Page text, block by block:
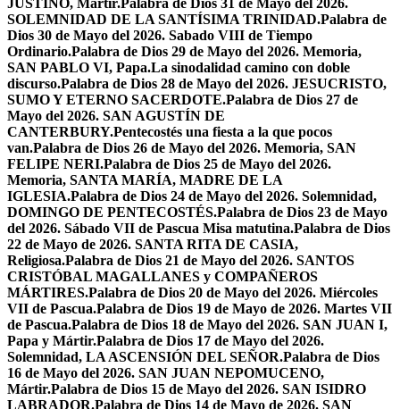
JUSTINO, Mártir.Palabra de Dios 31 de Mayo del 2026.
SOLEMNIDAD DE LA SANTÍSIMA TRINIDAD.Palabra de
Dios 30 de Mayo del 2026. Sabado VIII de Tiempo
Ordinario.Palabra de Dios 29 de Mayo del 2026. Memoria,
SAN PABLO VI, Papa.La sinodalidad camino con doble
discurso.Palabra de Dios 28 de Mayo del 2026. JESUCRISTO,
SUMO Y ETERNO SACERDOTE.Palabra de Dios 27 de
Mayo del 2026. SAN AGUSTÍN DE
CANTERBURY.Pentecostés una fiesta a la que pocos
van.Palabra de Dios 26 de Mayo del 2026. Memoria, SAN
FELIPE NERI.Palabra de Dios 25 de Mayo del 2026.
Memoria, SANTA MARÍA, MADRE DE LA
IGLESIA.Palabra de Dios 24 de Mayo del 2026. Solemnidad,
DOMINGO DE PENTECOSTÉS.Palabra de Dios 23 de Mayo
del 2026. Sábado VII de Pascua Misa matutina.Palabra de Dios
22 de Mayo de 2026. SANTA RITA DE CASIA,
Religiosa.Palabra de Dios 21 de Mayo del 2026. SANTOS
CRISTÓBAL MAGALLANES y COMPAÑEROS
MÁRTIRES.Palabra de Dios 20 de Mayo del 2026. Miércoles
VII de Pascua.Palabra de Dios 19 de Mayo de 2026. Martes VII
de Pascua.Palabra de Dios 18 de Mayo del 2026. SAN JUAN I,
Papa y Mártir.Palabra de Dios 17 de Mayo del 2026.
Solemnidad, LA ASCENSIÓN DEL SEÑOR.Palabra de Dios
16 de Mayo del 2026. SAN JUAN NEPOMUCENO,
Mártir.Palabra de Dios 15 de Mayo del 2026. SAN ISIDRO
LABRADOR.Palabra de Dios 14 de Mayo de 2026. SAN